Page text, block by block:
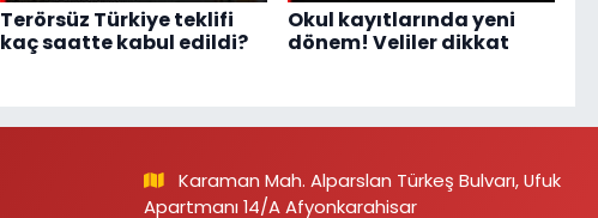
Terörsüz Türkiye teklifi
kaç saatte kabul edildi?
Okul kayıtlarında yeni
dönem! Veliler dikkat
Karaman Mah. Alparslan Türkeş Bulvarı, Ufuk
Apartmanı 14/A Afyonkarahisar